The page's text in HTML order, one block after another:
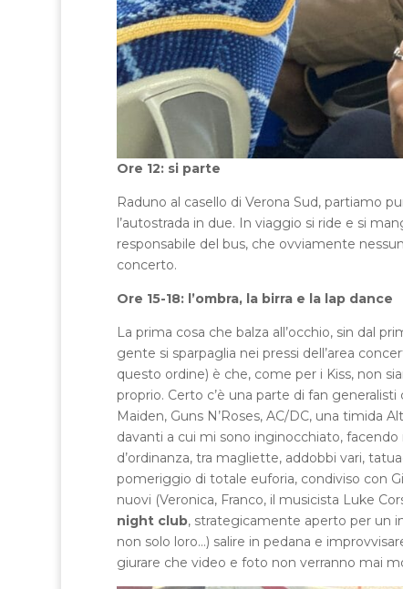
Ore 12: si parte
Raduno al casello di Verona Sud, partiamo
l’autostrada in due. In viaggio si ride e si
responsabile del bus, che ovviamente
concerto.
Ore 15-18: l’ombra, la birra e la lap dance
La prima cosa che balza all’occhio, sin dal
gente si sparpaglia nei pressi dell’area
questo ordine) è che, come per i Kiss, non
proprio. Certo c’è una parte di fan
Maiden, Guns N’Roses, AC/DC, una timida
davanti a cui mi sono inginocchiato,
d’ordinanza, tra magliette, addobbi vari,
pomeriggio di totale euforia, condiviso con
nuovi (Veronica, Franco, il musicista Luke
night club, strategicamente aperto per un
non solo loro…) salire in pedana e
giurare che video e foto non verranno mai